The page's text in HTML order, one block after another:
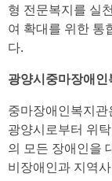
형 전문복지를 실
여 확대를 위한 통
다.
광양시중마장애
중마장애인복지
광양시로부터 위
의 모든 장애인을
비장애인과 지역